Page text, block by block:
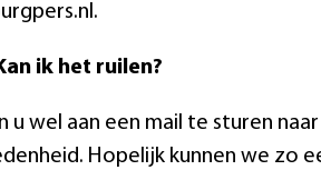
ik het ruilen?
u wel aan een mail te sturen
Hopelijk kunnen we zo